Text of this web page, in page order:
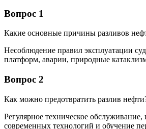
Вопрос 1
Какие основные причины разливов
Несоблюдение правил эксплуатации
платформ, аварии, природные
Вопрос 2
Как можно предотвратить разлив
Регулярное техническое обслуживание,
современных технологий и обучение